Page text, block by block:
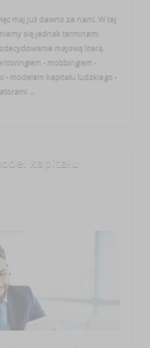
maj już dawno za nami. W tej
się jednak terminami
majową literą.
- mobbingiem -
- modelem kapitału ludzkiego -
...
kapitału